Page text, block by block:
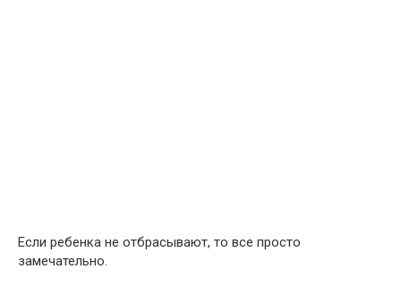
Если ребенка не отбрасывают, то все просто
замечательно.